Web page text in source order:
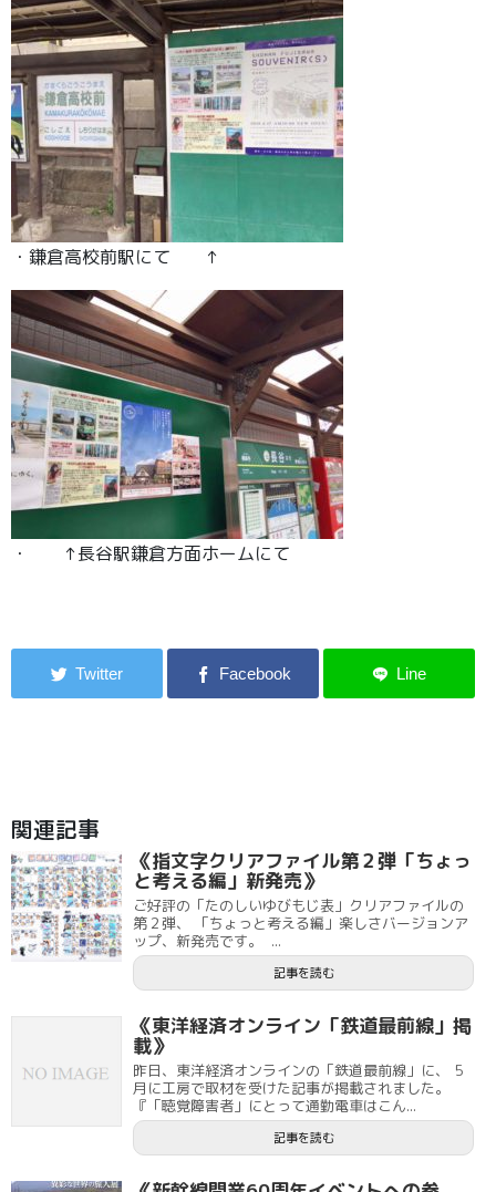
・鎌倉高校前駅にて ↑
・ ↑長谷駅鎌倉方面ホームにて
関連記事
《指文字クリアファイル第２弾「ちょっ
と考える編」新発売》
ご好評の「たのしいゆびもじ表」クリアファイルの
第２弾、 「ちょっと考える編」楽しさバージョンア
ップ、新発売です。 ...
記事を読む
《東洋経済オンライン「鉄道最前線」掲
載》
昨日、東洋経済オンラインの「鉄道最前線」に、 5
月に工房で取材を受けた記事が掲載されました。
『「聴覚障害者」にとって通勤電車はこん...
記事を読む